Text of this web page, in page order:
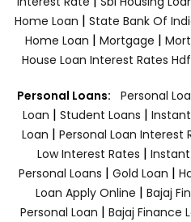
Home Loan | State Bank Of
Home Loan | Mortgage |
House Loan Interest Rates
Personal Loans: Personal
Loan | Student Loans |
Loan | Personal Loan Interest
Low Interest Rates |
Personal Loans | Gold Loan |
Loan Apply Online | Bajaj
Personal Loan | Bajaj Finance